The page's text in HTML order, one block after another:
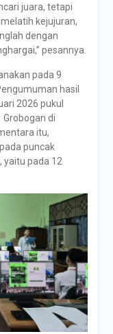
juara, tetapi
kejujuran,
dengan
pesannya.
pada 9
hasil
2026 pukul
Grobogan di
itu,
puncak
yaitu pada 12